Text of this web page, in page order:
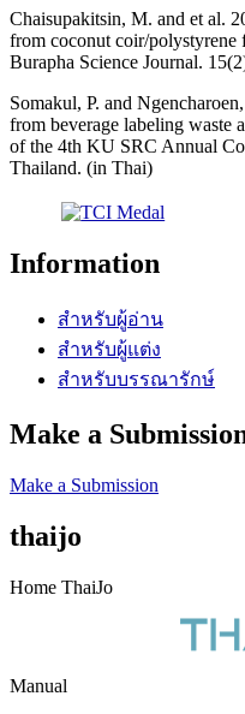
Chaisupakitsin, M. and et al.
from coconut coir/polystyrene
Burapha Science Journal.
Somakul, P. and
from beverage labeling waste
of the 4th KU SRC Annual
Thailand. (in Thai)
Information
สำหรับผู้อ่าน
สำหรับผู้แต่ง
สำหรับบรรณารักษ์
Make a
Make a Submission
thaijo
Home ThaiJo
Manual